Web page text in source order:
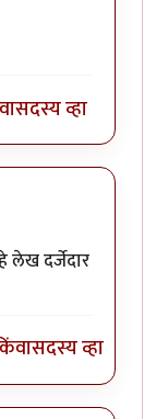
सदस्य व्हा
पानावले'.
लेख दर्जेदार
सदस्य व्हा